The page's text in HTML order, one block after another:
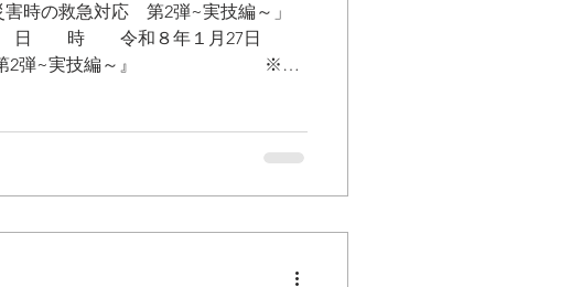
時の救急対応 第2弾~実技編～」
す。 日 時 令和８年１月27日
対応 第2弾~実技編～』 ※動
員等 申込〆切 令和８年１月23
さい 【問い合わせ先】紀宝